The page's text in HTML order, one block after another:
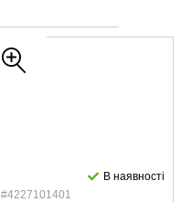
#4227101401
В наявності